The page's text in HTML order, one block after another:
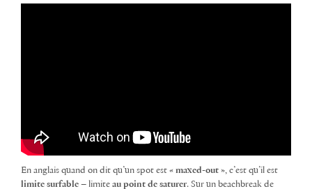
En anglais quand on dit qu’un spot est « maxed-out », c’est qu’il est
limite surfable – limite au point de saturer. Sur un beachbreak de